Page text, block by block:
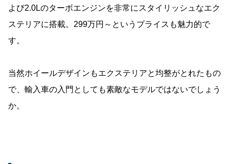
よび2.0Lのターボエンジンを非常にスタイリッシュなエク
ステリアに搭載。299万円～というプライスも魅力的で
す。
当然ホイールデザインもエクステリアと均整がとれたもの
で、輸入車の入門としても素敵なモデルではないでしょう
か。